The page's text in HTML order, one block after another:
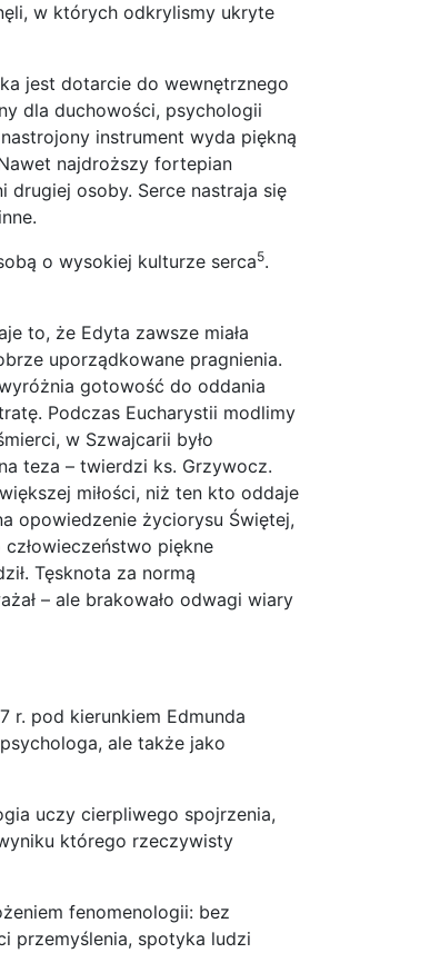
w których odkrylismy ukryte
jest dotarcie do wewnętrznego
dla duchowości, psychologii
instrument wyda piękną
najdroższy fortepian
drugiej osoby. Serce nastraja się
o wysokiej kulturze serca5.
to, że Edyta zawsze miała
uporządkowane pragnienia.
gotowość do oddania
Podczas Eucharystii modlimy
w Szwajcarii było
teza – twierdzi ks. Grzywocz.
miłości, niż ten kto oddaje
opowiedzenie życiorysu Świętej,
piękne
Tęsknota za normą
– ale brakowało odwagi wiary
r. pod kierunkiem Edmunda
ale także jako
uczy cierpliwego spojrzenia,
którego rzeczywisty
fenomenologii: bez
przemyślenia, spotyka ludzi